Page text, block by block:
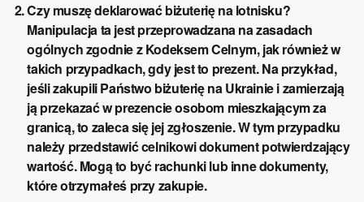
Czy muszę deklarować biżuterię na lotnisku?
Manipulacja ta jest przeprowadzana na zasadach
ogólnych zgodnie z Kodeksem Celnym, jak również w
takich przypadkach, gdy jest to prezent. Na przykład,
jeśli zakupili Państwo biżuterię na Ukrainie i zamierzają
ją przekazać w prezencie osobom mieszkającym za
granicą, to zaleca się jej zgłoszenie. W tym przypadku
należy przedstawić celnikowi dokument potwierdzający
wartość. Mogą to być rachunki lub inne dokumenty,
które otrzymałeś przy zakupie.